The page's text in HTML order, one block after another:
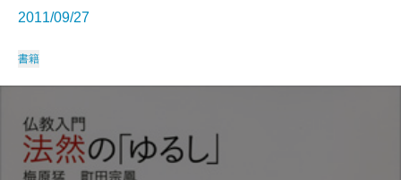
2011/09/27
書籍